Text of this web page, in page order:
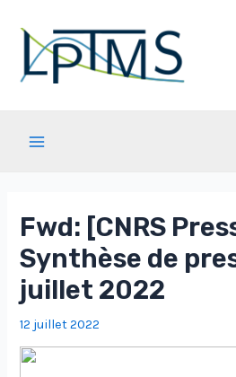
contenu
Fwd: [CNRS
Synthèse de
juillet 2022
12 juillet 2022